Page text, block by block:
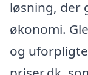
løsning, der
økonomi.
og